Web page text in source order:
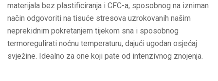
materijala bez plastificiranja i CFC-a, sposobnog na izniman
način odgovoriti na tisuće stresova uzrokovanih našim
neprekidnim pokretanjem tijekom sna i sposobnog
termoregulirati noćnu temperaturu, dajući ugodan osjećaj
svježine. Idealno za one koji pate od intenzivnog znojenja.